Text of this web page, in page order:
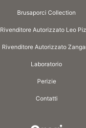
Brusaporci Collection
Rivenditore Autorizzato Leo
Rivenditore Autorizzato
Laboratorio
Perizie
Contatti